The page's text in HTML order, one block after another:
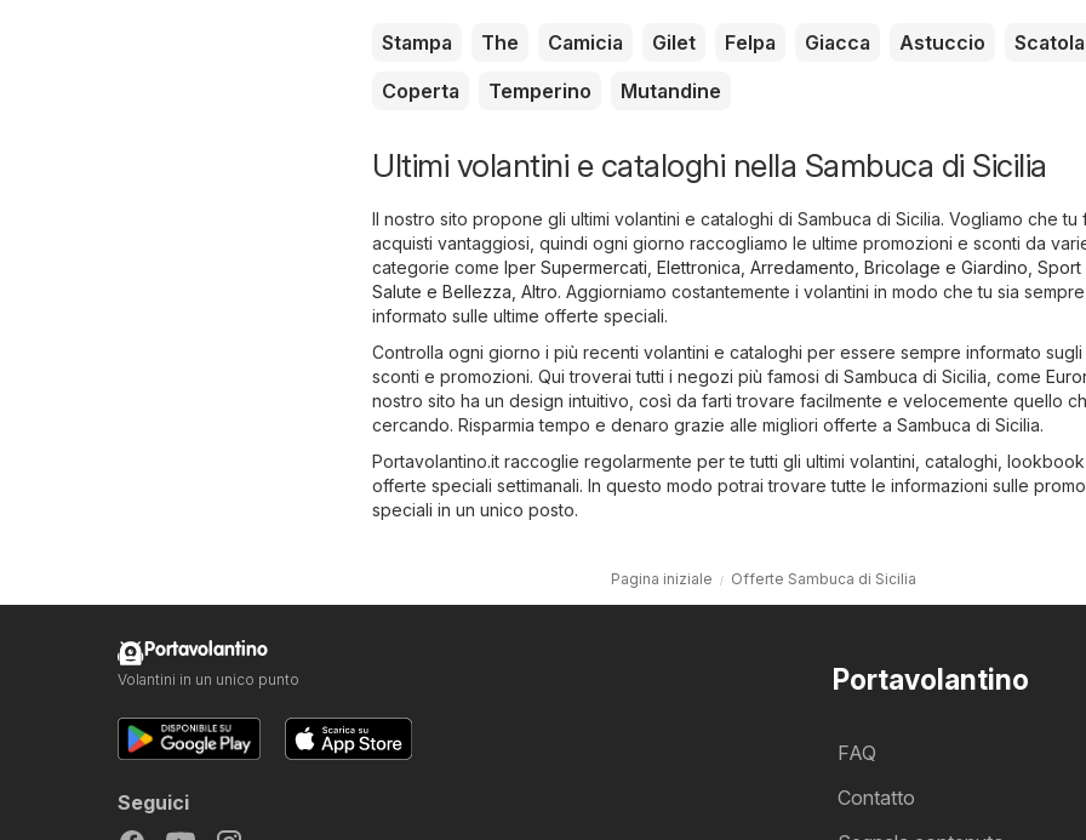
Stampa The Camicia Gilet Felpa Giacca Astuccio
Scatola
Coperta
Temperino Mutandine
Ultimi volantini e cataloghi nella Sambuca di Sicilia
Il nostro sito propone gli ultimi volantini e cataloghi di Sambuca di Sicilia. Vogliamo che tu
acquisti vantaggiosi, quindi ogni giorno raccogliamo le ultime promozioni e sconti da
categorie come Iper Supermercati, Elettronica, Arredamento, Bricolage e Giardino, Sport
Salute e Bellezza, Altro. Aggiorniamo costantemente i volantini in modo che tu sia sempre
informato sulle ultime offerte speciali.
Controlla ogni giorno i più recenti volantini e cataloghi per essere sempre informato sugli
sconti e promozioni. Qui troverai tutti i negozi più famosi di Sambuca di Sicilia, come
nostro sito ha un design intuitivo, così da farti trovare facilmente e velocemente quello
cercando. Risparmia tempo e denaro grazie alle migliori offerte a Sambuca di Sicilia.
Portavolantino.it raccoglie regolarmente per te tutti gli ultimi volantini, cataloghi,
offerte speciali settimanali. In questo modo potrai trovare tutte le informazioni sulle
speciali in un unico posto.
Pagina iniziale Offerte Sambuca di Sicilia
Portavolantino
FAQ
Contatto
Portavolantino
Volantini in un unico punto
Seguici